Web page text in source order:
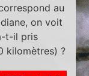
au
on voit
t-il pris
kilomètres) ?